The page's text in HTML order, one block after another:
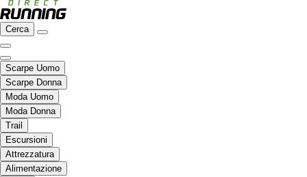
Cerca
Scarpe Uomo
Scarpe Donna
Moda Uomo
Moda Donna
Trail
Escursioni
Attrezzatura
Alimentazione